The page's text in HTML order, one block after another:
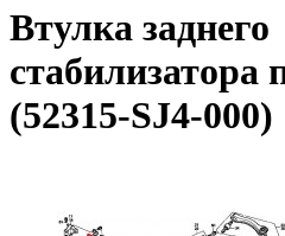
Втулка заднего
стабилизатора
(52315-SJ4-000)